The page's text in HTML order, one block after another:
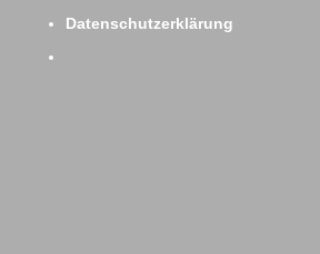
Datenschutzerklärung